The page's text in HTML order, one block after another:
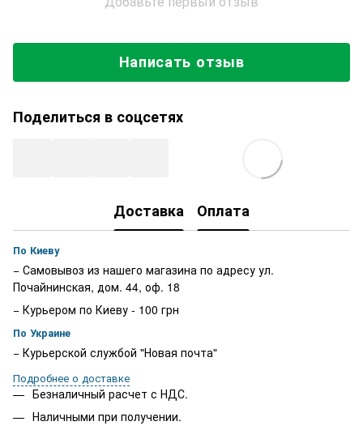
Написать отзыв
Поделиться в соцсетях
Доставка Оплата
По Киеву
− Самовывоз из нашего магазина по адресу ул.
Почайнинская, дом. 44, оф. 18
− Курьером по Киеву - 100 грн
По Украине
− Курьерской службой "Новая почта"
Подробнее о доставке
Безналичный расчет с НДС.
Наличными при получении.